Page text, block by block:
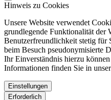
Hinweis zu Cookies
Unsere Website verwendet
grundlegende Funktionalität der
Benutzerfreundlichkeit stetig für
beim Besuch pseudonymisierte
Ihr Einverständnis hierzu
Informationen finden Sie in
Einstellungen
Erforderlich